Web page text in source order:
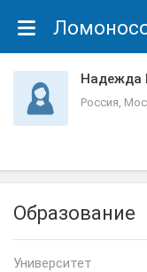
Надежда
Россия,
Образование
Университет